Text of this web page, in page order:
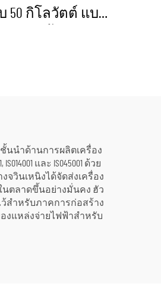
50 กิโลวัตต์ แบบ
นนำด้านการผลิตเครื่อง
และ ISO45001 ด้วย
วินเหนิงได้จัดส่งเครื่อง
นตลาดขึ้นอย่างมั่นคง ฮัว
สำหรับภาคการก่อสร้าง
งแหล่งจ่ายไฟฟ้าสำหรับ